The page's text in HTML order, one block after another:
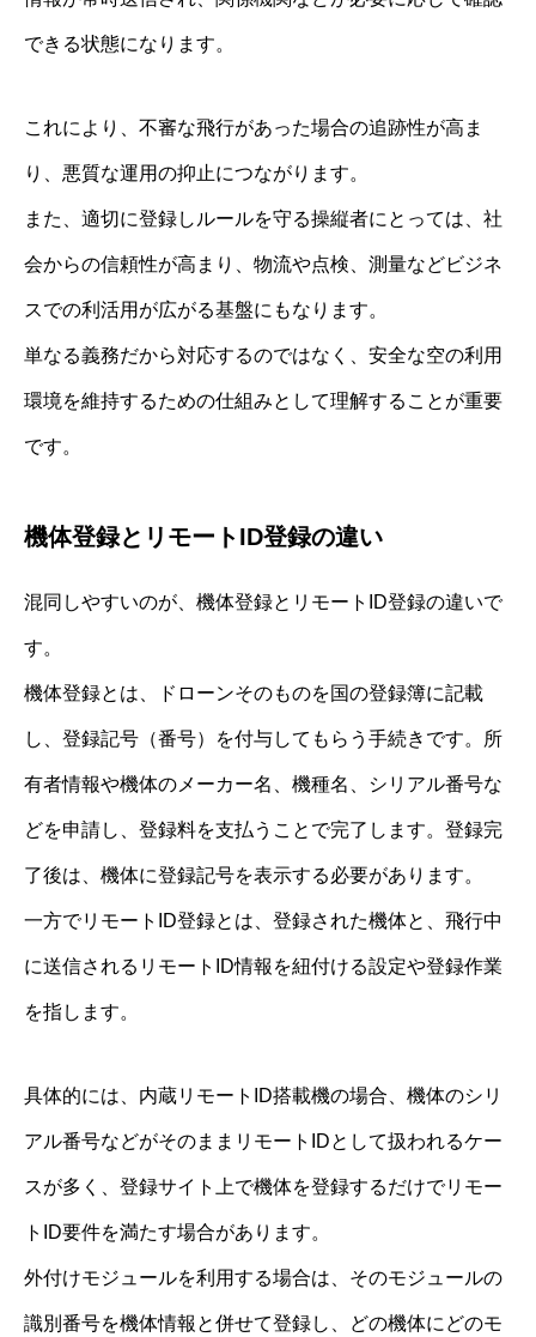
できる状態になります。
これにより、不審な飛行があった場合の追跡性が高ま
り、悪質な運用の抑止につながります。
また、適切に登録しルールを守る操縦者にとっては、社
会からの信頼性が高まり、物流や点検、測量などビジネ
スでの利活用が広がる基盤にもなります。
単なる義務だから対応するのではなく、安全な空の利用
環境を維持するための仕組みとして理解することが重要
です。
機体登録とリモートID登録の違い
混同しやすいのが、機体登録とリモートID登録の違いで
す。
機体登録とは、ドローンそのものを国の登録簿に記載
し、登録記号（番号）を付与してもらう手続きです。所
有者情報や機体のメーカー名、機種名、シリアル番号な
どを申請し、登録料を支払うことで完了します。登録完
了後は、機体に登録記号を表示する必要があります。
一方でリモートID登録とは、登録された機体と、飛行中
に送信されるリモートID情報を紐付ける設定や登録作業
を指します。
具体的には、内蔵リモートID搭載機の場合、機体のシリ
アル番号などがそのままリモートIDとして扱われるケー
スが多く、登録サイト上で機体を登録するだけでリモー
トID要件を満たす場合があります。
外付けモジュールを利用する場合は、そのモジュールの
識別番号を機体情報と併せて登録し、どの機体にどのモ